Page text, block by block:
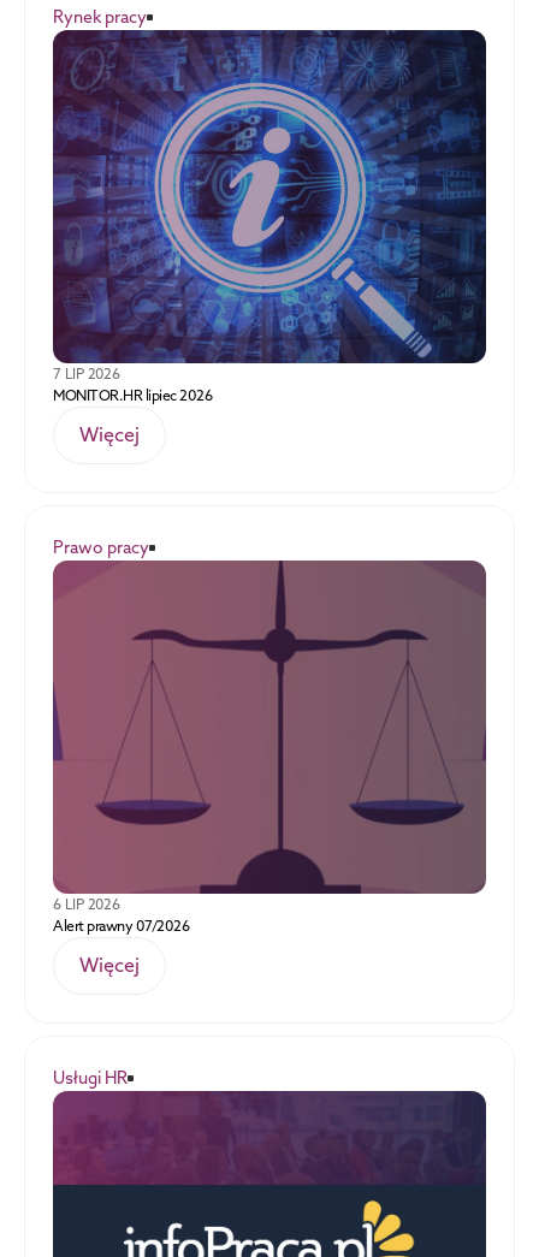
Rynek pracy
7 LIP 2026
MONITOR.HR lipiec 2026
Więcej
Prawo pracy
6 LIP 2026
Alert prawny 07/2026
Więcej
Usługi HR